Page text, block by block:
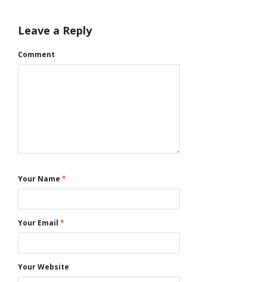
Leave a Reply
Comment
Your Name *
Your Email *
Your Website